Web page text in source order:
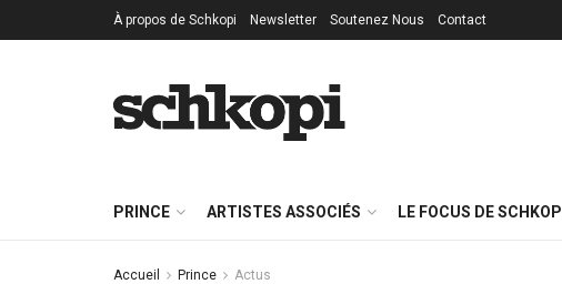
À propos de Schkopi Newsletter Soutenez Nous Contact
PRINCE ARTISTES ASSOCIÉS LE FOCUS DE SCHKOPI
Accueil Prince Actus